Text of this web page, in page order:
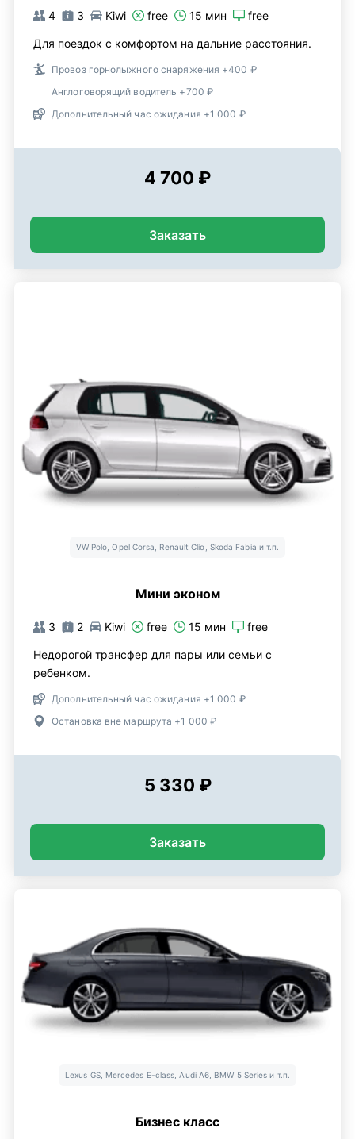
4 3 Kiwi free 15 мин free
Для поездок с комфортом на дальние расстояния.
Провоз горнолыжного снаряжения +400 ₽
Англоговорящий водитель +700 ₽
Дополнительный час ожидания +1 000 ₽
4 700 ₽
Заказать
VW Polo, Opel Corsa, Renault Clio, Skoda Fabia и т.п.
Мини эконом
3 2 Kiwi free 15 мин free
Недорогой трансфер для пары или семьи с
ребенком.
Дополнительный час ожидания +1 000 ₽
Остановка вне маршрута +1 000 ₽
5 330 ₽
Заказать
Lexus GS, Mercedes E-class, Audi A6, BMW 5 Series и т.п.
Бизнес класс